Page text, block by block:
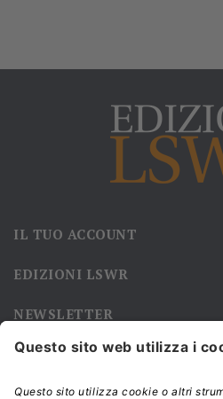
IL TUO ACCOUNT
EDIZIONI LSWR
NEWSLETTER
Iscriviti alla nostra newsletter e rimani